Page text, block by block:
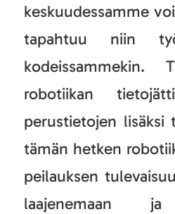
keskuudessamme
tapahtuu niin
kodeissammekin.
robotiikan
perustietojen lisäksi
tämän hetken
peilauksen
laajenemaan ja